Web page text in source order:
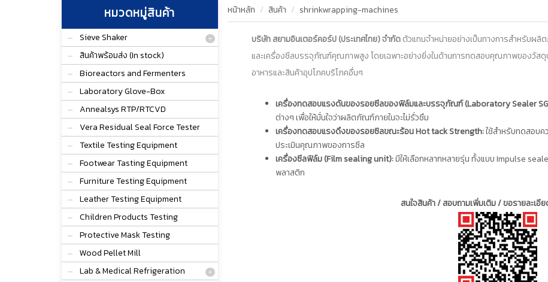
หมวดหมู่สินค้า
Sieve Shaker
สินค้าพร้อมส่ง (In stock)
Bioreactors and Fermenters
Laboratory Glove-Box
Annealsys RTP/RTCVD
Vera Residual Seal Force Tester
Textile Testing Equipment
Footwear Tasting Equipment
Furniture Testing Equipment
Leather Testing Equipment
Children Products Testing
Protective Mask Testing
Wood Pellet Mill
Lab & Medical Refrigeration
หน้าหลัก สินค้า shrinkwrapping-machines
บริษัท สยามอินเตอร์คอร์ป (ประเทศไทย) จำกัดตัวแทนจำหน่ายอย่างเป็นทางการสำหรับผลิ
และเครื่องซีลบรรจุภัณฑ์คุณภาพสูง โดยเฉพาะอย่างยิ่งในด้านการทดสอบคุณภาพของวัส
อาหารและสินค้าอุปโภคบริโภคอื่นๆ
เครื่องทดสอบแรงดันของรอยซีลของฟิล์มและบรรจุภัณฑ์ (Laboratory Sealer
ต่างๆ เพื่อให้มั่นใจว่าผลิตภัณฑ์ภายในจะไม่รั่วซึม
เครื่องทดสอบแรงดึงของรอยซิลขณะร้อน Hot tack Strength:ใช้สำหรับทดสอบค
ประเมินคุณภาพของการซีล
เครื่องซีลฟิล์ม (Film sealing unit):มีให้เลือกหลากหลายรุ่น ทั้งแบบ Impulse
พลาสติก
สนใจสินค้า / สอบถามเพิ่มเติม / ขอรายละเอี